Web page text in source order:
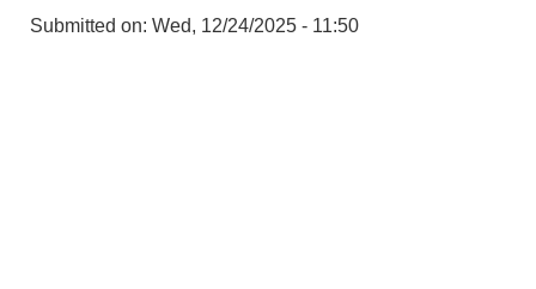
Submitted on: Wed, 12/24/2025 - 11:50